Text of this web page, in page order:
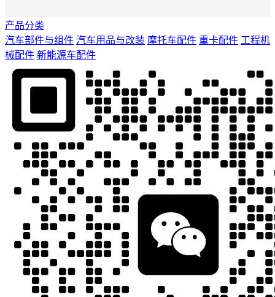
产品分类
汽车部件与组件 汽车用品与改装 摩托车配件 重卡配件 工程机
械配件 新能源车配件